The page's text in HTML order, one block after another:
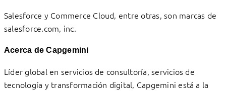
Salesforce y Commerce Cloud, entre otras, son marcas de
salesforce.com, inc.
Acerca de Capgemini
Líder global en servicios de consultoría, servicios de
tecnología y transformación digital, Capgemini está a la